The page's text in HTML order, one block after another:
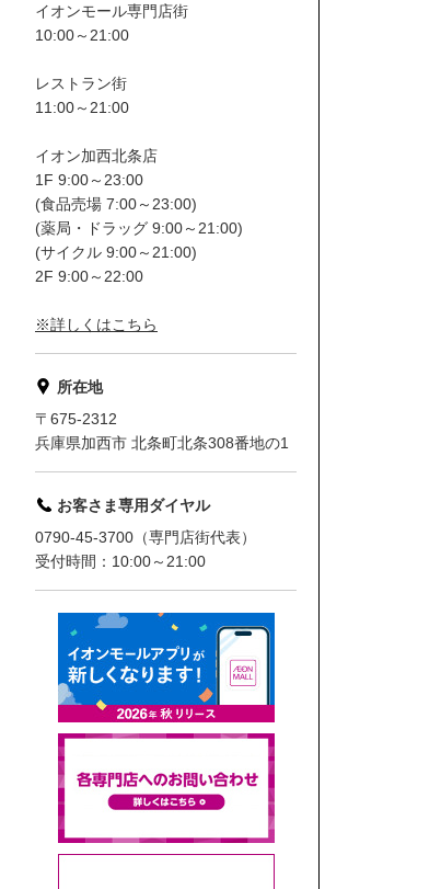
イオンモール専門店街
10:00～21:00
レストラン街
11:00～21:00
イオン加西北条店
1F 9:00～23:00
(食品売場 7:00～23:00)
(薬局・ドラッグ 9:00～21:00)
(サイクル 9:00～21:00)
2F 9:00～22:00
※詳しくはこちら
所在地
〒675-2312
兵庫県加西市 北条町北条308番地の1
お客さま専用ダイヤル
0790-45-3700（専門店街代表）
受付時間：10:00～21:00